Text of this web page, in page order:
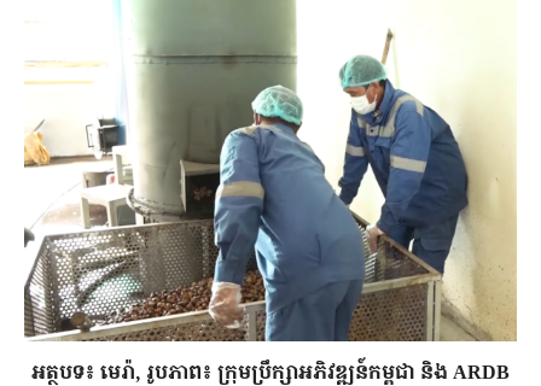
​អត្ថបទ៖ មេរ៉ា, រូបភាព៖ ក្រុមប្រឹក្សាអភិវឌ្ឍន៍កម្ពុជា និង ARDB